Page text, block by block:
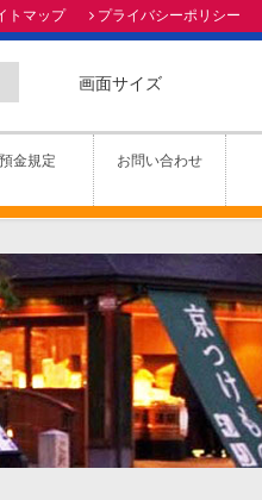
トマップ プライバシーポリシー
画面サイズ
預金規定 お問い合わせ